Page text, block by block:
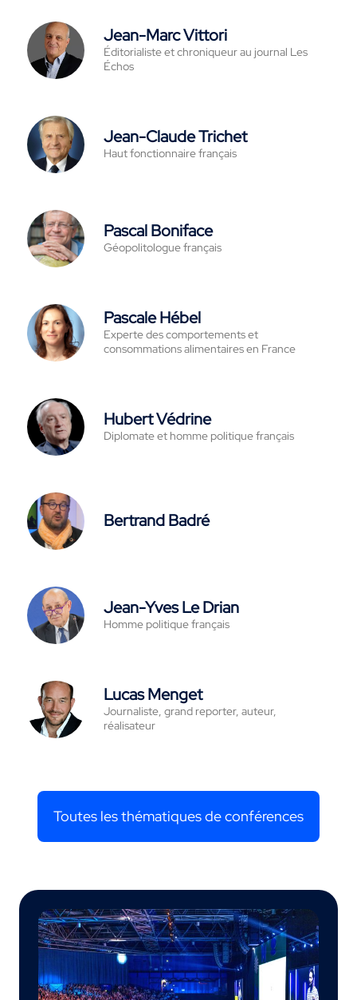
Jean-Marc Vittori
Éditorialiste et chroniqueur au journal Les
Échos
Jean-Claude Trichet
Haut fonctionnaire français
Pascal Boniface
Géopolitologue français
Pascale Hébel
Experte des comportements et
consommations alimentaires en France
Hubert Védrine
Diplomate et homme politique français
Bertrand Badré
Jean-Yves Le Drian
Homme politique français
Lucas Menget
Journaliste, grand reporter, auteur,
réalisateur
Toutes les thématiques de conférences